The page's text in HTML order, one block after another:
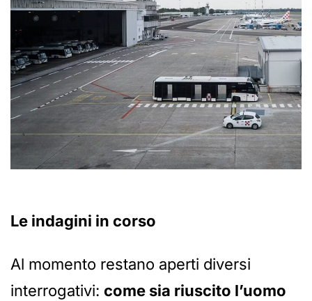
Le indagini in corso
Al momento restano aperti diversi
interrogativi: come sia riuscito l’uomo